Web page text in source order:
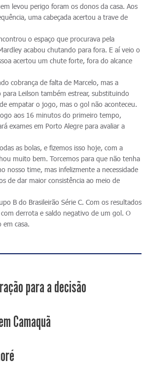
levou perigo foram os donos da casa. Aos
uma cabeçada acertou a trave de
o espaço que procurava pela
acabou chutando para fora. E aí veio o
acertou um chute forte, fora do alcance
cobrança de falta de Marcelo, mas a
Leilson também estrear, substituindo
empatar o jogo, mas o gol não aconteceu.
aos 16 minutos do primeiro tempo,
exames em Porto Alegre para avaliar a
as bolas, e fizemos isso hoje, com a
muito bem. Torcemos para que não tenha
nosso time, mas infelizmente a necessidade
de dar maior consistência ao meio de
B do Brasileirão Série C. Com os resultados
derrota e saldo negativo de um gol. O
casa.
para a decisão
Camaquã